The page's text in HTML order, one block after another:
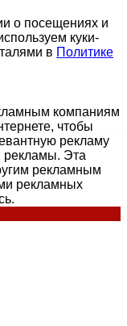
о посещениях и
куки-
в Политике
компаниям
чтобы
рекламу
рекламы. Эта
рекламным
рекламных